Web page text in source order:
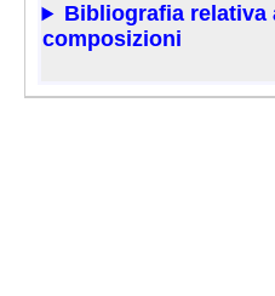
Bibliografia relativa
composizioni